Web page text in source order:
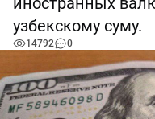
узбекскому суму.
14792 0